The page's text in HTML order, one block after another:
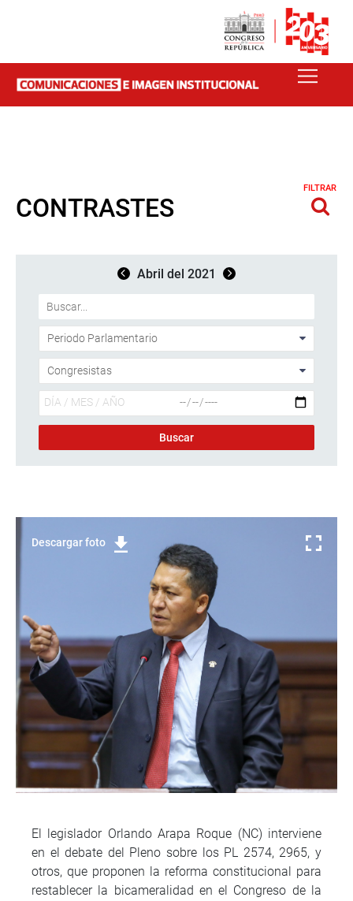
CONTRASTES
FILTRAR
Abril del 2021
Descargar foto
El legislador Orlando Arapa Roque (NC) interviene
en el debate del Pleno sobre los PL 2574, 2965, y
otros, que proponen la reforma constitucional para
restablecer la bicameralidad en el Congreso de la